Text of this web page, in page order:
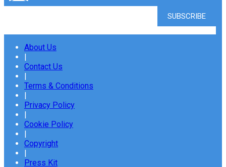
About Us
|
Contact Us
|
Terms & Conditions
|
Privacy Policy
|
Cookie Policy
|
Copyright
|
Press Kit